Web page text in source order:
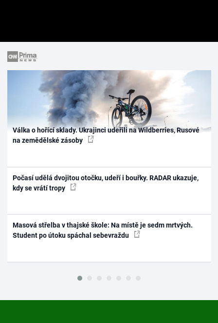
Válka o hořící sklady. Ukrajinci udeřili na Wildberries, Rusové
na zemědělské zásoby
Počasí udělá dvojitou otočku, udeří i bouřky. RADAR ukazuje,
kdy se vrátí tropy
Masová střelba v thajské škole: Na místě je sedm mrtvých.
Student po útoku spáchal sebevraždu